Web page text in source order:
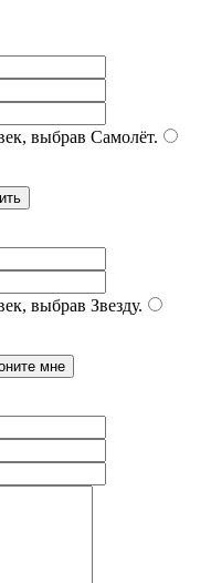
выбрав Самолёт.
выбрав Звезду.